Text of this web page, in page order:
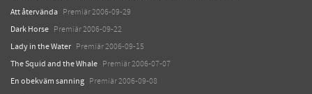
Att återvända Premiär 2006-09-29
Dark Horse Premiär 2006-09-22
Lady in the Water Premiär 2006-09-15
The Squid and the Whale Premiär 2006-07-07
En obekväm sanning Premiär 2006-09-08